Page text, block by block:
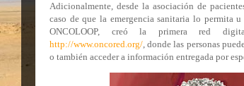
Adicionalmente, desde la asociación de
caso de que la emergencia sanitaria lo permita
ONCOLOOP, creó la primera red
http://www.oncored.org/, donde las personas
o también acceder a información entregada por